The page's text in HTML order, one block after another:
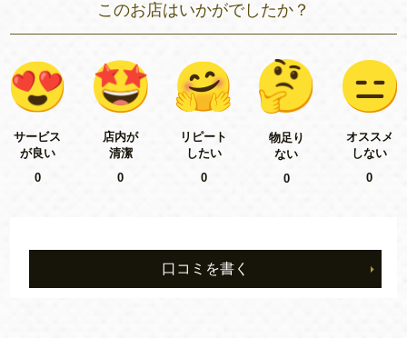
このお店はいかがでしたか？
サービス
が良い
0
店内が
清潔
0
リピート
したい
0
物足り
ない
0
オススメ
しない
0
口コミを書く